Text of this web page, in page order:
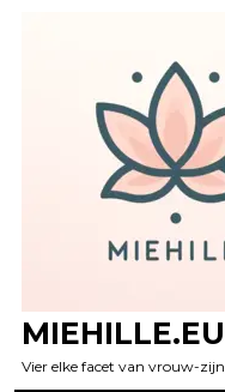
MIEHILLE.EU
Vier elke facet van vrouw-zijn